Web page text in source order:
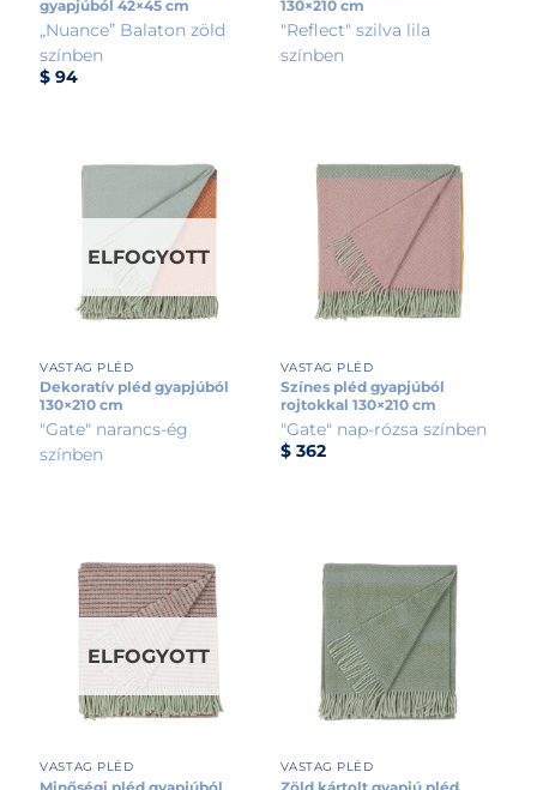
gyapjúból 42×45 cm
„Nuance” Balaton zöld
színben
$ 94
130×210 cm
"Reflect" szilva lila
színben
ELFOGYOTT
VASTAG PLÉD
Dekoratív pléd gyapjúból
130×210 cm
"Gate" narancs-ég
színben
VASTAG PLÉD
Színes pléd gyapjúból
rojtokkal 130×210 cm
"Gate" nap-rózsa színben
$362
ELFOGYOTT
VASTAG PLÉD VASTAG PLÉD